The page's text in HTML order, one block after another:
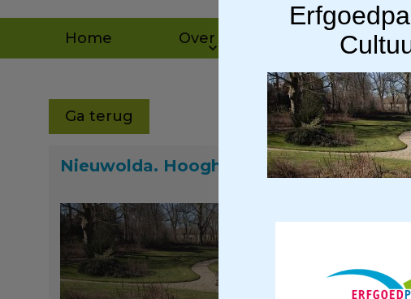
Home Over ons Agenda
Ga terug
Nieuwolda. Hoogheem. Slingertuin.